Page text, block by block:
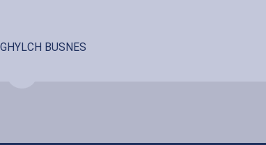
MWY YNGHYLCH BUSNES